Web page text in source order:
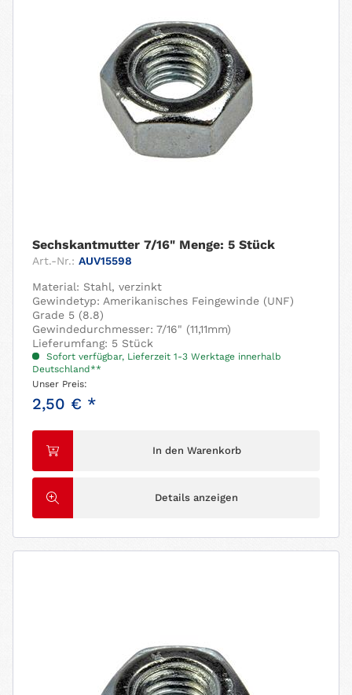
Sechskantmutter 7/16" Menge: 5 Stück
Art.-Nr.: AUV15598
Material: Stahl, verzinkt
Gewindetyp: Amerikanisches Feingewinde (UNF)
Grade 5 (8.8)
Gewindedurchmesser: 7/16" (11,11mm)
Lieferumfang: 5 Stück
Sofort verfügbar, Lieferzeit 1-3 Werktage innerhalb
Deutschland**
Unser Preis:
2,50 € *
In den Warenkorb
Details anzeigen